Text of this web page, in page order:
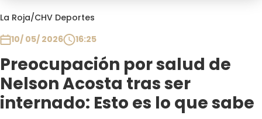
La Roja/CHV Deportes
10/ 05/ 2026
16:25
Preocupación por salud de
Nelson Acosta tras ser
internado: Esto es lo que sabe
Programas
Club De La Comedia
Contigo en Directo
Plan Perfecto
El Tiempo
Sabingo